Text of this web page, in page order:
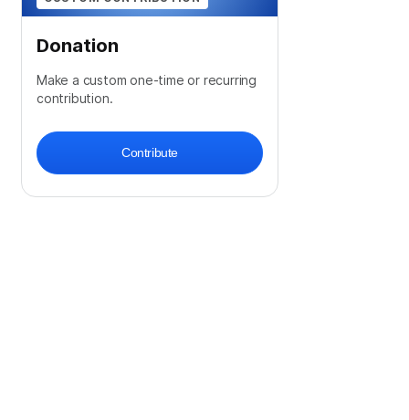
Donation
Make a custom one-time or recurring
contribution.
Contribute